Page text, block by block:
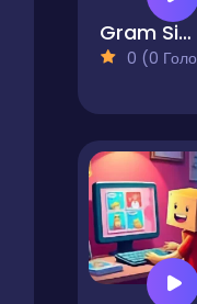
Gram Simulator
0 (0 Голосів)